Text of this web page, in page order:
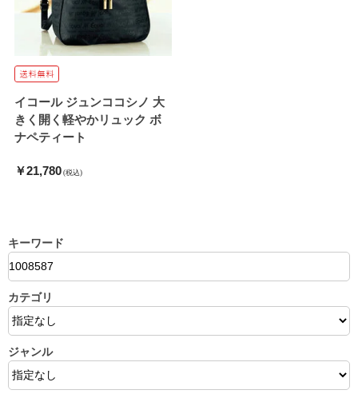
イコール ジュンココシノ 大
きく開く軽やかリュック ボ
ナペティート
￥21,780 (税込)
キーワード
カテゴリ
ジャンル